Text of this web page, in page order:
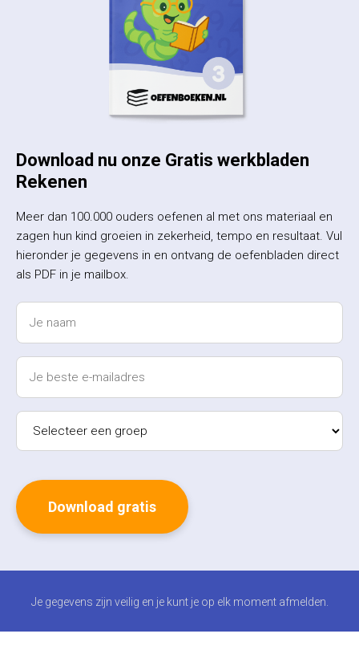
Download nu onze Gratis werkbladen
Rekenen
Meer dan 100.000 ouders oefenen al met ons materiaal en
zagen hun kind groeien in zekerheid, tempo en resultaat. Vul
hieronder je gegevens in en ontvang de oefenbladen direct
als PDF in je mailbox.
Je gegevens zijn veilig en je kunt je op elk moment afmelden.